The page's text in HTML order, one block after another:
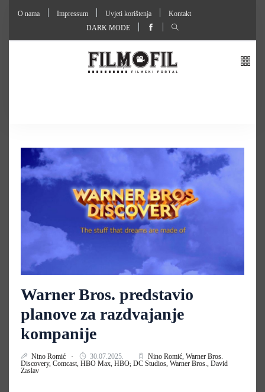
O nama Impressum Uvjeti korištenja
Kontakt
DARK MODE
Warner Bros. predstavio
planove za razdvajanje
kompanije
Nino Romić 30.07.2025. Nino Romić, Warner Bros.
Discovery, Comcast, HBO Max, HBO, DC Studios, Warner Bros., David
Zaslav